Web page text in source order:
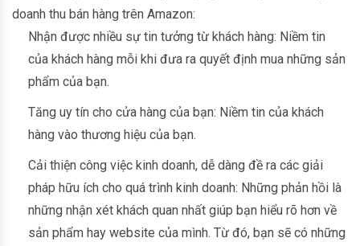
doanh thu bán hàng trên Amazon:
Nhận được nhiều sự tin tưởng từ khách hàng: Niềm tin
của khách hàng mỗi khi đưa ra quyết định mua những sản
phẩm của bạn.
Tăng uy tín cho cửa hàng của bạn: Niềm tin của khách
hàng vào thương hiệu của bạn.
Cải thiện công việc kinh doanh, dễ dàng đề ra các giải
pháp hữu ích cho quá trình kinh doanh: Những phản hồi là
những nhận xét khách quan nhất giúp bạn hiểu rõ hơn về
sản phẩm hay website của mình. Từ đó, bạn sẽ có những